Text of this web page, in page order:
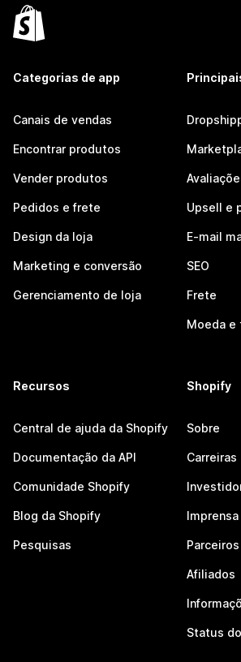
Categorias de app
Canais de vendas
Encontrar produtos
Vender produtos
Pedidos e frete
Design da loja
Marketing e conversão
Gerenciamento de loja
Upsell e
E-mail
SEO
Frete
Moeda e
Recursos
Central de ajuda da Shopify
Documentação da API
Comunidade Shopify
Blog da Shopify
Pesquisas
Shopify
Sobre
Carreiras
Parceiros
Afiliados
Status